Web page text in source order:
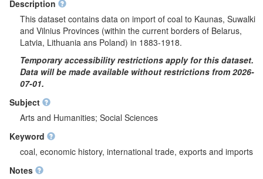
Description
This dataset contains data on import of coal to Kaunas, Suwalki
and Vilnius Provinces (within the current borders of Belarus,
Latvia, Lithuania ans Poland) in 1883-1918.
Temporary accessibility restrictions apply for this dataset.
Data will be made available without restrictions from 2026-
07-01.
Subject
Arts and Humanities; Social Sciences
Keyword
coal, economic history, international trade, exports and imports
Notes